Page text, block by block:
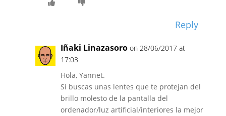
Reply
Iñaki Linazasoro on 28/06/2017 at
17:03
Hola, Yannet.
Si buscas unas lentes que te protejan del
brillo molesto de la pantalla del
ordenador/luz artificial/interiores la mejor